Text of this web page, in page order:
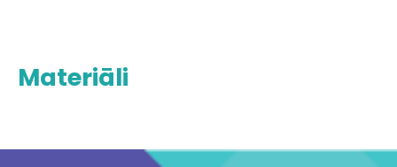
Materiāli